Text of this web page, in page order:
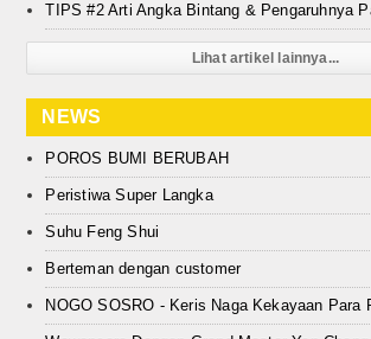
TIPS #2 Arti Angka Bintang & Pengaruhnya
Lihat artikel lainnya...
NEWS
POROS BUMI BERUBAH
Peristiwa Super Langka
Suhu Feng Shui
Berteman dengan customer
NOGO SOSRO - Keris Naga Kekayaan Para